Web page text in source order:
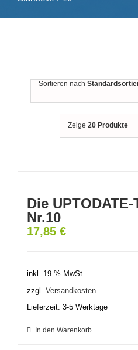
Sortieren nach
Zeige 20 Produkte
Die
Nr.10
17,85 €
inkl. 19 % MwSt.
zzgl. Versandkosten
Lieferzeit: 3-5 Werktage
In den Warenkorb